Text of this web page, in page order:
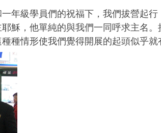
年級學員們的祝福下，我們拔營起
穌，他單純的與我們一同呼求主名
種情形使我們覺得開展的起頭似乎